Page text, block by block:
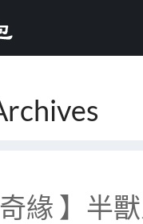
奇緣 】半